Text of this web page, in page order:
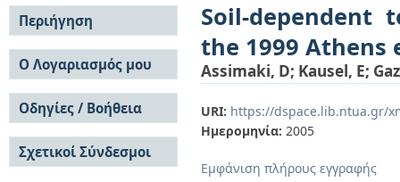
Soil-dependent
the 1999 Athens
Assimaki, D; Kausel, E;
URI: https://dspace.lib.ntua.gr/
Ημερομηνία: 2005
Εμφάνιση πλήρους εγγραφής
Περιήγηση
Σε όλο το DSpace
Κοινότητες & Συλλογές
Ανά Ημερομηνία
Έκδοσης
Συγγραφείς
Τίτλοι
Θέματα
Ο Λογαριασμός μου
Σύνδεση
Εγγραφή
Οδηγίες / Βοήθεια
Οδηγίες Υποβολής
Οδηγίες Χρήσης ΙΑ
Συχνές Ερωτήσεις
Σχετικοί Σύνδεσμοι